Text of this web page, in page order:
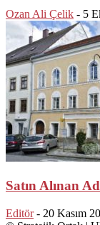
Ozan Ali Çelik - 5
Satın Alınan
Editör - 20 Kasım